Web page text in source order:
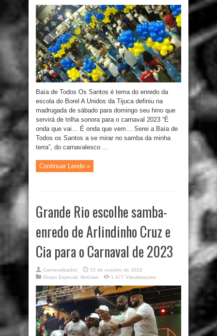
Baía de Todos Os Santos é tema do enredo da
escola do Borel A Unidos da Tijuca definiu na
madrugada de sábado para domingo seu hino que
servirá de trilha sonora para o carnaval 2023 “É
onda que vai… É onda que vem… Serei a Baía de
Todos os Santos a se mirar no samba da minha
terra”, do carnavalesco ...
Continuar Lendo »
Grande Rio escolhe samba-
enredo de Arlindinho Cruz e
Cia para o Carnaval de 2023
Carnavalizados
22 de outubro de 2022
Grupo Especial
Notícias 1,477 Visualizaçoes